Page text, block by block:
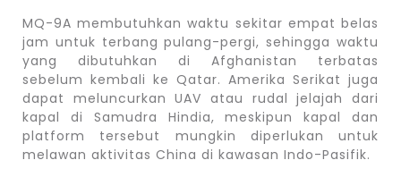
MQ-9A membutuhkan waktu sekitar empat belas
jam untuk terbang pulang-pergi, sehingga waktu
yang dibutuhkan di Afghanistan terbatas
sebelum kembali ke Qatar. Amerika Serikat juga
dapat meluncurkan UAV atau rudal jelajah dari
kapal di Samudra Hindia, meskipun kapal dan
platform tersebut mungkin diperlukan untuk
melawan aktivitas China di kawasan Indo-Pasifik.